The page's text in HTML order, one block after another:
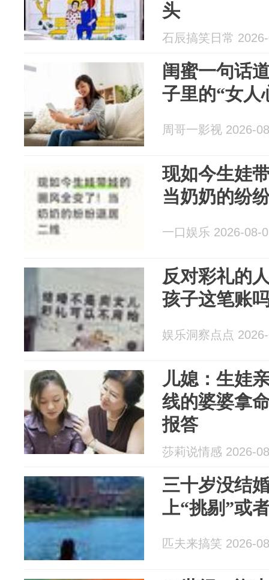
头
石辰搞笑日常
闺蜜一句话
子里的“女人
周哥一影视 2026-
现如今生娃
当奶奶的纷
一口娱乐 2026-08-
反对彩礼的
孩子这笔账
娱乐洞察点点
儿媳：生娃
线的婆婆拿
报答
莎莉说情感 2026-
三十岁没结
上“挑剔”或
匹夫来搞笑 2026-